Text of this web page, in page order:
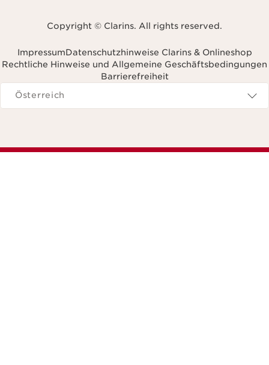
Copyright © Clarins. All rights reserved.
ImpressumDatenschutzhinweise Clarins & Onlineshop
Rechtliche Hinweise und Allgemeine Geschäftsbedingungen
Barrierefreiheit
Navigieren zu
Österreich